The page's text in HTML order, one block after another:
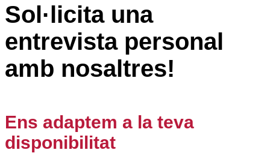
Sol·licita una
entrevista personal
amb nosaltres!
Ens adaptem a la teva
disponibilitat